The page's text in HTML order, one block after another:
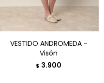
VESTIDO ANDROMEDA -
Visón
$ 3.900